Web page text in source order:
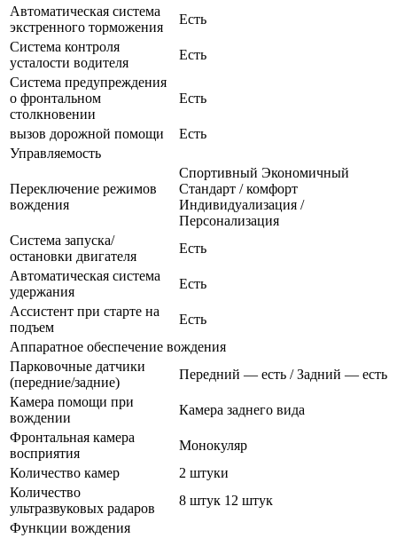
Автоматическая система
экстренного торможения
Есть
Система контроля
усталости водителя
Есть
Система предупреждения
о фронтальном
столкновении
Есть
вызов дорожной помощи
Есть
Управляемость
Переключение режимов
вождения
Спортивный Экономичный
Стандарт / комфорт
Индивидуализация /
Персонализация
Система запуска/
остановки двигателя
Есть
Автоматическая система
удержания
Есть
Ассистент при старте на
подъем
Есть
Аппаратное обеспечение вождения
Парковочные датчики
(передние/задние)
Передний — есть / Задний — есть
Камера помощи при
вождении
Камера заднего вида
Фронтальная камера
восприятия
Монокуляр
Количество камер
2 штуки
Количество
ультразвуковых радаров
8 штук 12 штук
Функции вождения